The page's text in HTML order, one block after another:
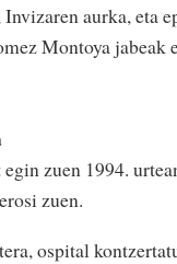
aurka, eta
Montoya jabeak
zuen 1994.
zuen.
ospital